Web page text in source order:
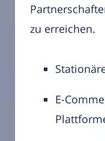
zu erreichen.
E-